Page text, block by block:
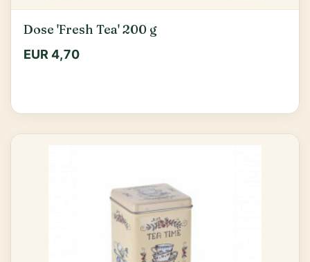
Dose 'Fresh Tea' 200 g
EUR 4,70